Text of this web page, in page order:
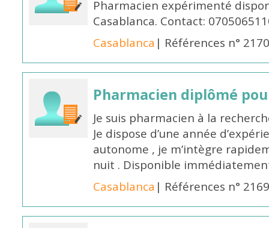
Pharmacien expérimenté
Casablanca. Contact:
Casablanca | Références n°
Pharmacien diplômé
Je suis pharmacien à la
Je dispose d’une année
autonome , je m’intègre
nuit . Disponible
Casablanca | Références n°